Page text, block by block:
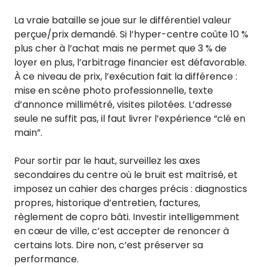
La vraie bataille se joue sur le différentiel valeur
perçue/prix demandé. Si l’hyper-centre coûte 10 %
plus cher à l’achat mais ne permet que 3 % de
loyer en plus, l’arbitrage financier est défavorable.
À ce niveau de prix, l’exécution fait la différence :
mise en scène photo professionnelle, texte
d’annonce millimétré, visites pilotées. L’adresse
seule ne suffit pas, il faut livrer l’expérience “clé en
main”.
Pour sortir par le haut, surveillez les axes
secondaires du centre où le bruit est maîtrisé, et
imposez un cahier des charges précis : diagnostics
propres, historique d’entretien, factures,
règlement de copro bâti. Investir intelligemment
en cœur de ville, c’est accepter de renoncer à
certains lots. Dire non, c’est préserver sa
performance.